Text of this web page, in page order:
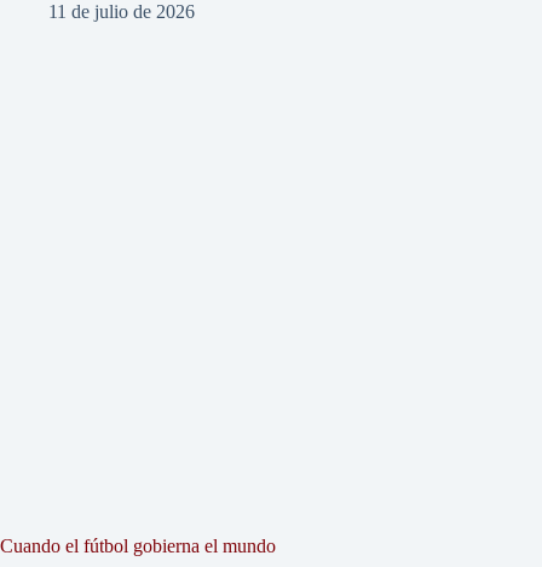
11 de julio de 2026
Cuando el fútbol gobierna el mundo